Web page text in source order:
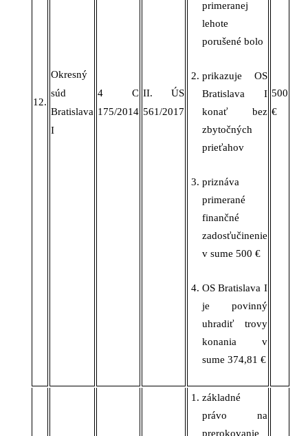
12.
Okresný
súd
Bratislava
I
4 C
175/2014
II. ÚS
561/2017
primeranej
lehote
porušené bolo
prikazuje OS
Bratislava I
konať bez
zbytočných
prieťahov
priznáva
primerané
finančné
zadosťučinenie
v sume 500 €
OS Bratislava I
je povinný
uhradiť trovy
konania v
sume 374,81 €
500
€
základné
právo na
prerokovanie